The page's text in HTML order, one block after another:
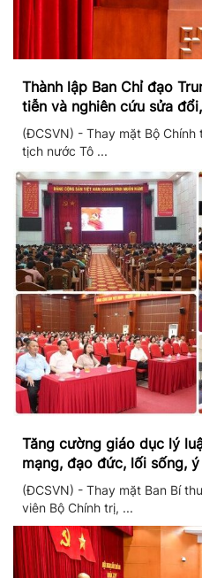
Thành lập Ban Chỉ đạo
tiễn và nghiên cứu sửa
(ĐCSVN) - Thay mặt Bộ
tịch nước Tô ...
Tăng cường giáo dục lý
mạng, đạo đức, lối sống,
thống giáo dục quốc dân
(ĐCSVN) - Thay mặt Ban Bí
viên Bộ Chính trị, ...